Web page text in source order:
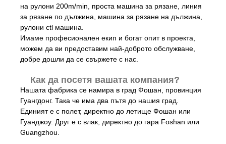
на рулони 200m/min, проста машина за рязане, линия
за рязане по дължина, машина за рязане на дължина,
рулони ctl машина.
Имаме професионален екип и богат опит в проекта,
можем да ви предоставим най-доброто обслужване,
добре дошли да се свържете с нас.
Как да посетя вашата компания?
Нашата фабрика се намира в град Фошан, провинция
Гуангдонг. Така че има два пътя до нашия град.
Единият е с полет, директно до летище Фошан или
Гуанджоу. Друг е с влак, директно до гара Foshan или
Guangzhou.